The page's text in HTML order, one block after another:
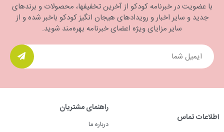
با عضویت در خبرنامه کودکو از آخرین تخفیفها، محصولات و برندهای
جدید و سایر اخبار و رویدادهای هیجان انگیز کودکو باخبر شده و از
سایر مزایای ویژه اعضای خبرنامه بهره‌مند شوید.
اطلاعات تماس
راهنمای مشتریان
درباره ما